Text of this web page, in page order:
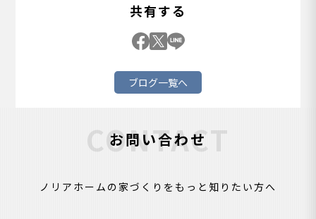
共有する
ブログ一覧へ
お問い合わせ
CONTACT
ノリアホームの家づくりをもっと知りたい方へ